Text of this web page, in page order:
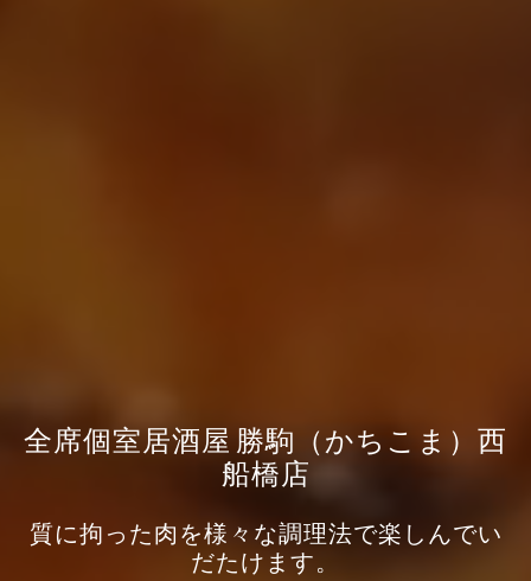
全席個室居酒屋 勝駒（かちこま）西
船橋店
質に拘った肉を様々な調理法で楽しんでい
だたけます。